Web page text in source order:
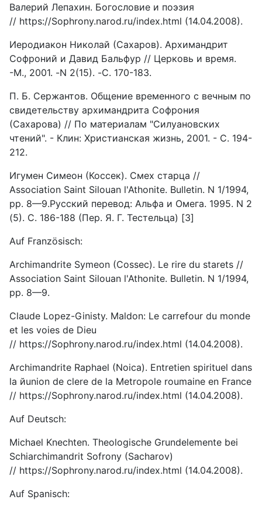
Валерий Лепахин. Богословие и поэзия
// https://Sophrony.narod.ru/index.html (14.04.2008).
Иеродиакон Николай (Сахаров). Архимандрит
Софроний и Давид Бальфур // Церковь и время.
-М., 2001. -N 2(15). -С. 170-183.
П. Б. Сержантов. Общение временного с вечным по
свидетельству архимандрита Софрония
(Сахарова) // По материалам "Силуановских
чтений". - Клин: Христианская жизнь, 2001. - С. 194-
212.
Игумен Симеон (Коссек). Смех старца //
Association Saint Silouan l'Athonite. Bulletin. N 1/1994,
pp. 8—9.Русский перевод: Альфа и Омега. 1995. N 2
(5). С. 186-188 (Пep. Я. Г. Тестельца) [3]
Auf Französisch:
Archimandrite Symeon (Cossec). Le rire du starets //
Association Saint Silouan l'Athonite. Bulletin. N 1/1994,
pp. 8—9.
Claude Lopez-Ginisty. Maldon: Le carrefour du monde
et les voies de Dieu
// https://Sophrony.narod.ru/index.html (14.04.2008).
Archimandrite Raphael (Noica). Entretien spirituel dans
la йunion de clere de la Metropole roumaine en France
// https://Sophrony.narod.ru/index.html (14.04.2008).
Auf Deutsch:
Michael Knechten. Theologische Grundelemente bei
Schiarchimandrit Sofrony (Sacharov)
// https://Sophrony.narod.ru/index.html (14.04.2008).
Auf Spanisch: